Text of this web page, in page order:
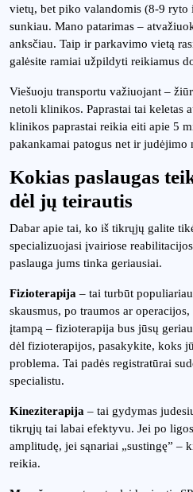
vietų, bet piko valandomis (8-9
sunkiau. Mano patarimas –
anksčiau. Taip ir parkavimo vietą
galėsite ramiai užpildyti reikiamus
Viešuoju transportu važiuojant –
netoli klinikos. Paprastai tai keletas
klinikos paprastai reikia eiti apie 5
pakankamai patogus net ir judėjimo
Kokias paslaugas
dėl jų teirautis
Dabar apie tai, ko iš tikrųjų galite
specializuojasi įvairiose
paslauga jums tinka geriausiai.
Fizioterapija – tai turbūt
skausmus, po traumos ar
įtampą – fizioterapija bus jūsų
dėl fizioterapijos, pasakykite, koks
problema. Tai padės registratūrai
specialistu.
Kineziterapija – tai gydymas
tikrųjų tai labai efektyvu. Jei po
amplitudę, jei sąnariai „sustingę” –
reikia.